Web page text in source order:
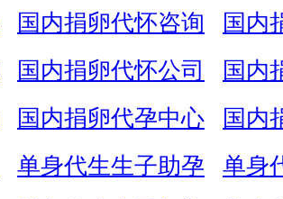
国内捐卵代怀咨询
国内
国内捐卵代怀公司
国内
国内捐卵代孕中心
国内
单身代生生子助孕
单身